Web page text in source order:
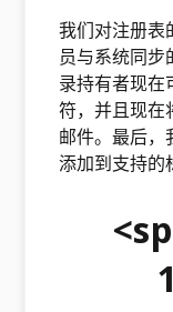
我们对注册表
员与系统同步
录持有者现在
符，并且现在
邮件。最后，
添加到支持的